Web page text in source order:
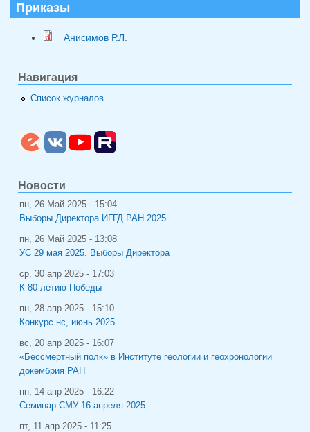
Приказы
Анисимов Р.Л.
Навигация
Список журналов
Новости
пн, 26 Май 2025 - 15:04
Выборы Директора ИГГД РАН 2025
пн, 26 Май 2025 - 13:08
УС 29 мая 2025. Выборы Директора
ср, 30 апр 2025 - 17:03
К 80-летию Победы
пн, 28 апр 2025 - 15:10
Конкурс нс, июнь 2025
вс, 20 апр 2025 - 16:07
«Бессмертный полк» в Институте геологии и геохронологии
докембрия РАН
пн, 14 апр 2025 - 16:22
Семинар СМУ 16 апреля 2025
пт, 11 апр 2025 - 11:25